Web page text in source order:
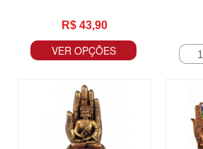
R$ 43,90
VER OPÇÕES